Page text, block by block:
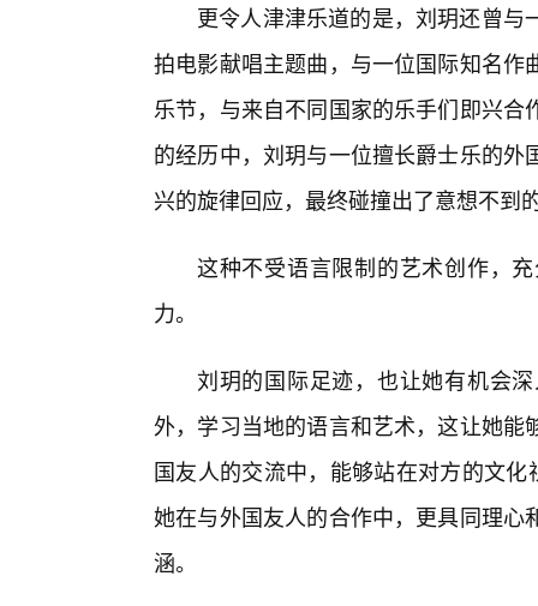
更令人津津乐道的是，刘玥还曾
拍电影献唱主题曲，与一位国际知名
乐节，与来自不同国家的乐手们即兴
的经历中，刘玥与一位擅长爵士乐的
兴的旋律回应，最终碰撞出了意想不到
这种不受语言限制的艺术创作，
力。
刘玥的国际足迹，也让她有机会
外，学习当地的语言和艺术，这让她
国友人的交流中，能够站在对方的文
她在与外国友人的合作中，更具同理
涵。